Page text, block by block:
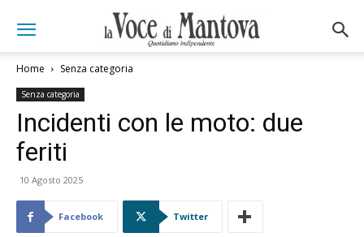
Home Senza categoria
Senza categoria
Incidenti con le moto: due
feriti
10 Agosto 2025
Facebook Twitter